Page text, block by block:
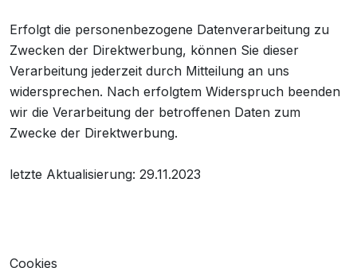
Erfolgt die personenbezogene Datenverarbeitung zu
Zwecken der Direktwerbung, können Sie dieser
Verarbeitung jederzeit durch Mitteilung an uns
widersprechen. Nach erfolgtem Widerspruch beenden
wir die Verarbeitung der betroffenen Daten zum
Zwecke der Direktwerbung.
letzte Aktualisierung: 29.11.2023
Cookies